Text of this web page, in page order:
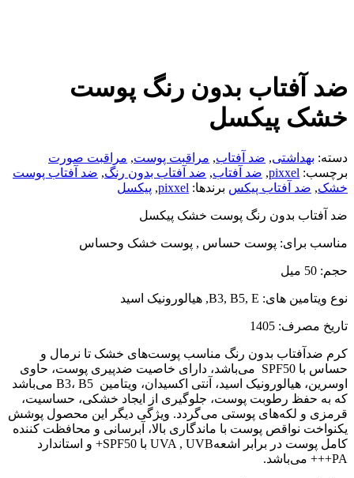
ضد آفتاب بدون رنگ پوست
خشک پیکسل
دسته: بهداشتی, ضد آفتاب, مراقبت پوست, مراقبت صورت
برچسب: pixxel
, ضد آفتاب, ضد آفتاب بدون رنگ, ضد آفتاب پوست
خشک, ضد آفتاب پیکس برندها: pixxel
, پیکسل
ضد آفتاب بدون رنگ پوست خشک پیکسل
مناسب برای: پوست حساس , پوست خشک وحساس
حجم: 50 میل
نوع ویتامین های: B3, B5, E, هیالورونیک اسید
تاریخ مصرف: 1405
کرم ضدآفتاب بدون رنگ مناسب پوست‌های خشک تا نرمال و
حساس با SPF50 می‌باشد، دارای خاصیت ضدپیری پوست، حاوی
اوسرین، هیالورونیک اسید، آنتی اکسیدان، ویتامین B3، B5 می‌باشد
که به حفظ رطوبت پوست، جلوگیری از ایجاد خشکی، حساسیت،
قرمزی و لکه‌های پوستی می‌گردد. ویژگی دیگر این محصول پوشش
یکنواخت نواقص پوست با ماندگاری بالا، آبرسانی و محافظت کننده
کامل پوست در برابر اشعهUVA , UVB با SPF50+ و استاندارد
PA+++ می‌باشد.